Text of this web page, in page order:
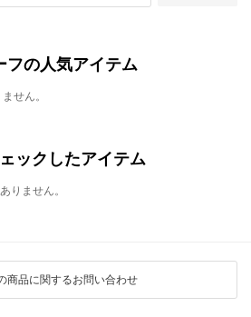
フの人気アイテム
せん。
ックしたアイテム
りません。
商品に関するお問い合わせ